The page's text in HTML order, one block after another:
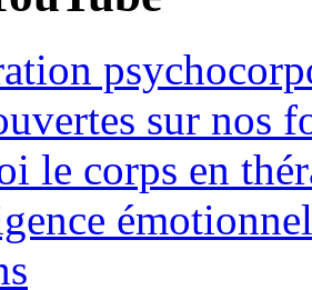
sur nos
le corps en